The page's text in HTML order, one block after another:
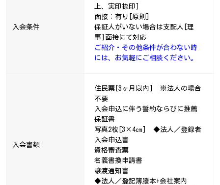
入会条件
上、実印捺印]
面接：有り[原則]
保証人がいない場合は支配人[理
事]面接にて対応
ご紹介・その他条件が合わない時
には、お気軽にご相談ください。
入会書類
住民票[3ヶ月以内] ※法人の場合
不要
入会申込に伴う誓約ならびに推薦
保証書
写真2枚[3×4㎝] ◆法人／登録者
入会申込書
資格審査票
名義書換申請書
譲渡通知書
◆法人／登記簿謄本+会社案内